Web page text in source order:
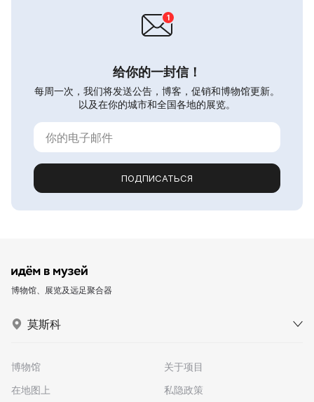
给你的一封信！
每周一次，我们将发送公告，博客，促销和博物馆更新。
以及在你的城市和全国各地的展览。
ПОДПИСАТЬСЯ
博物馆、展览及远足聚合器
莫斯科
博物馆
在地图上
关于项目
私隐政策